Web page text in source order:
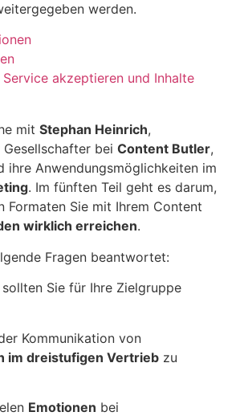
werden.
akzeptieren und Inhalte
mit Stephan Heinrich,
bei Content Butler,
ihre Anwendungsmöglichkeiten im
. Im fünften Teil geht es darum,
Formaten Sie mit Ihrem Content
wirklich erreichen.
Fragen beantwortet:
sollten Sie für Ihre Zielgruppe
Kommunikation von
im dreistufigen Vertrieb zu
Emotionen bei